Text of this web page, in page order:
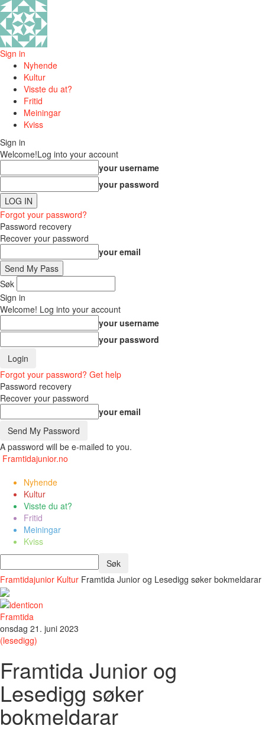
Sign in
Nyhende
Kultur
Visste du at?
Fritid
Meiningar
Kviss
Sign in
Welcome!Log into your account
your username
your password
Forgot your password?
Password recovery
Recover your password
your email
Søk
Sign in
Welcome! Log into your account
your username
your password
Forgot your password? Get help
Password recovery
Recover your password
your email
A password will be e-mailed to you.
Framtidajunior.no
Nyhende
Kultur
Visste du at?
Fritid
Meiningar
Kviss
Framtidajunior Kultur Framtida Junior og Lesedigg søker bokmeldarar
Framtida
onsdag 21. juni 2023
(lesedigg)
Framtida Junior og
Lesedigg søker
bokmeldarar